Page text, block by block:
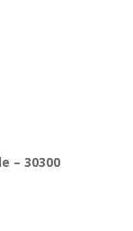
– 30300